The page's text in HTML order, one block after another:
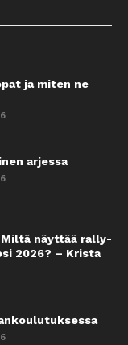
ja miten ne
arjessa
näyttää rally-
2026? – Krista